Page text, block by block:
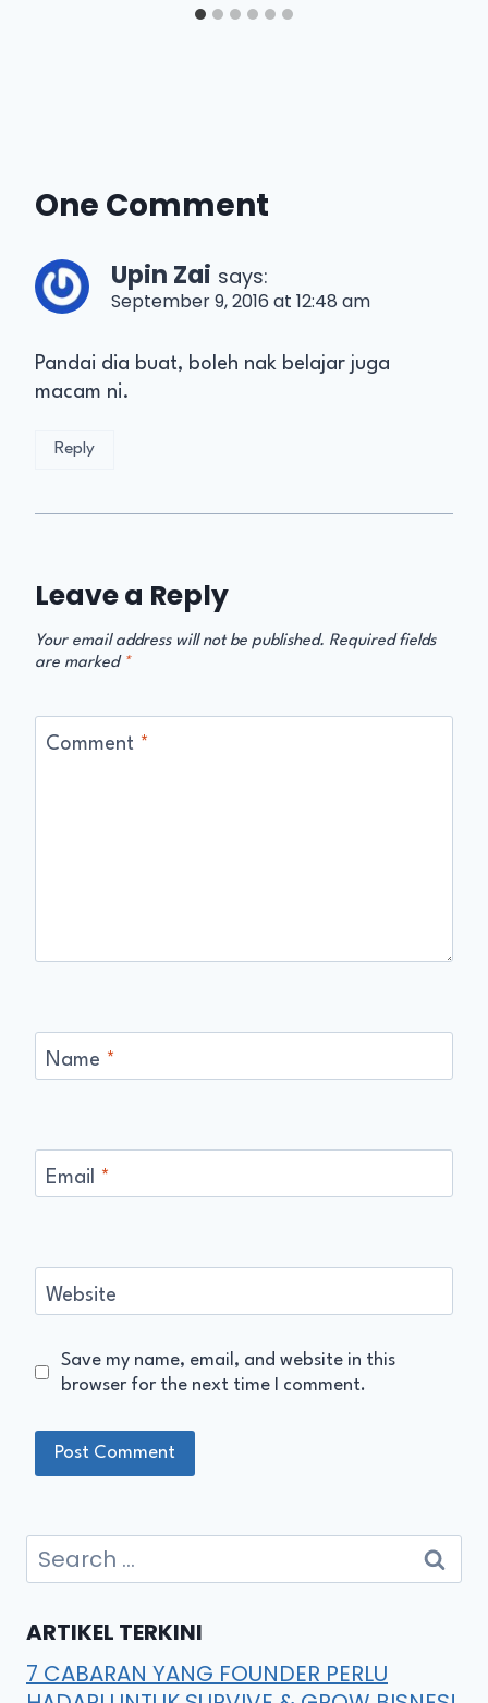
One Comment
Upin Zai says:
September 9, 2016 at 12:48 am
Pandai dia buat, boleh nak belajar juga
macam ni.
Reply
Leave a Reply
Your email address will not be published. Required fields
are marked *
Comment *
Name *
Email *
Website
Save my name, email, and website in this
browser for the next time I comment.
ARTIKEL TERKINI
7 CABARAN YANG FOUNDER PERLU